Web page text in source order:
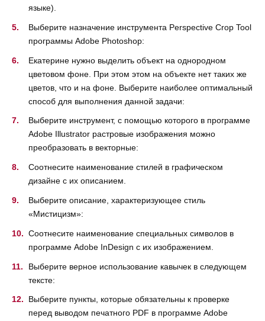
языке).
Выберите назначение инструмента Perspective Crop Tool
программы Adobe Photoshop:
Екатерине нужно выделить объект на однородном
цветовом фоне. При этом этом на объекте нет таких же
цветов, что и на фоне. Выберите наиболее оптимальный
способ для выполнения данной задачи:
Выберите инструмент, с помощью которого в программе
Adobe Illustrator растровые изображения можно
преобразовать в векторные:
Соотнесите наименование стилей в графическом
дизайне с их описанием.
Выберите описание, характеризующее стиль
«Мистицизм»:
Соотнесите наименование специальных символов в
программе Adobe InDesign с их изображением.
Выберите верное использование кавычек в следующем
тексте:
Выберите пункты, которые обязательны к проверке
перед выводом печатного PDF в программе Adobe